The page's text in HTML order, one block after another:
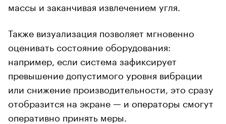
массы и заканчивая извлечением угля.
Также визуализация позволяет мгновенно
оценивать состояние оборудования:
например, если система зафиксирует
превышение допустимого уровня вибрации
или снижение производительности, это сразу
отобразится на экране — и операторы смогут
оперативно принять меры.